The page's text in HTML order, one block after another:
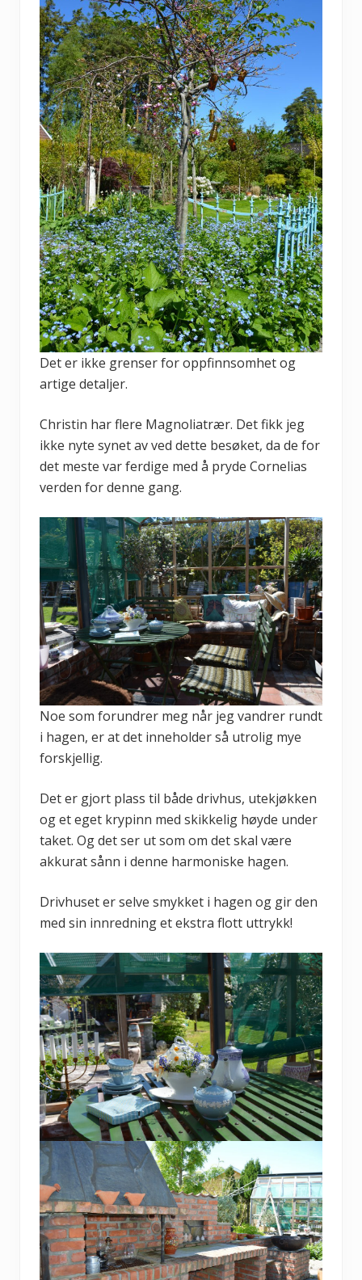
Det er ikke grenser for oppfinnsomhet og
artige detaljer.
Christin har flere Magnoliatrær. Det fikk jeg
ikke nyte synet av ved dette besøket, da de for
det meste var ferdige med å pryde Cornelias
verden for denne gang.
Noe som forundrer meg når jeg vandrer rundt
i hagen, er at det inneholder så utrolig mye
forskjellig.
Det er gjort plass til både drivhus, utekjøkken
og et eget krypinn med skikkelig høyde under
taket. Og det ser ut som om det skal være
akkurat sånn i denne harmoniske hagen.
Drivhuset er selve smykket i hagen og gir den
med sin innredning et ekstra flott uttrykk!